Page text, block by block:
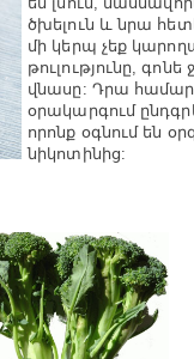
ծխելուն և նրա
մի կերպ չեք
թուլությունը,
վնասը: Դրա
օրակարգում
որոնք օգնում են
նիկոտինից: